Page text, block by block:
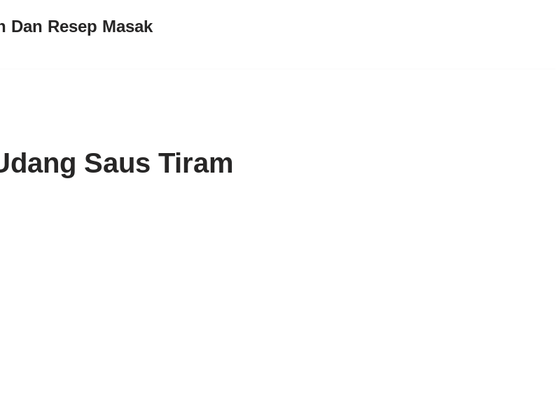
Dan Resep Masak
Saus Tiram